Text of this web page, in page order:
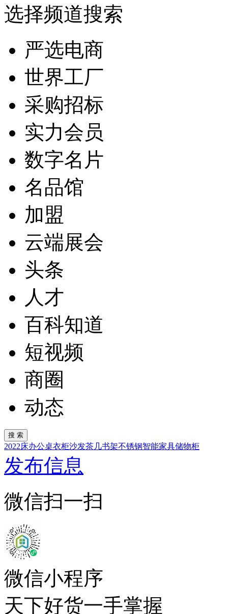
选择频道搜索
严选电商
世界工厂
采购招标
实力会员
数字名片
名品馆
加盟
云端展会
头条
人才
百科知道
短视频
商圈
动态
2022床办公桌衣柜沙发茶几书架不锈钢智能家具储物柜
发布信息
微信扫一扫
微信小程序
天下好货一手掌握